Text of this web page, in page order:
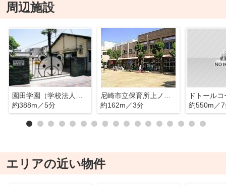
周辺施設
園田学園（学校法人）園田学園幼稚園
約388m／5分
尼崎市立保育所上ノ島保育所
約162m／3分
ドトール
約550m／
エリアの近い物件